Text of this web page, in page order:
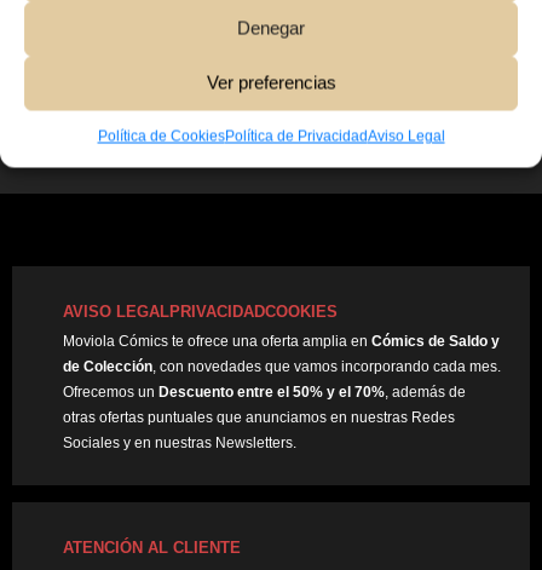
Denegar
Ver preferencias
Política de CookiesPolítica de PrivacidadAviso Legal
Añadir Al Carrito
AVISO LEGALPRIVACIDADCOOKIES
Moviola Cómics te ofrece una oferta amplia en Cómics de Saldo y
de Colección, con novedades que vamos incorporando cada mes.
Ofrecemos un Descuento entre el 50% y el 70%, además de
otras ofertas puntuales que anunciamos en nuestras Redes
Sociales y en nuestras Newsletters.
ATENCIÓN AL CLIENTE